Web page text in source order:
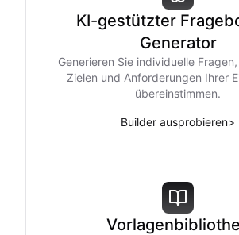
KI-gestützter
Generator
Generieren Sie individuelle
Zielen und Anforderungen Ihrer
übereinstimmen.
Builder ausprobieren>